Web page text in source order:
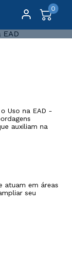
0
Uso na EAD -
auxiliam na
atuam em áreas
seu